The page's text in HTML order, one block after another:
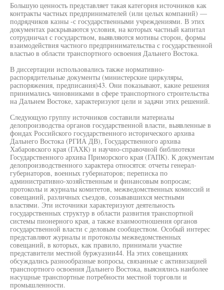
Большую ценность представляет такая категория источников как
контракты частных предпринимателей (или целых компаний) —
подрядчиков казны -с государственными учреждениями. В этих
документах раскрываются условия, на которых частный капитал
сотрудничал с государством, выявляются мотивы сторон, формы
взаимодействия частного предпринимательства с государственной
властью в области транспортного освоения Дальнего Востока.
В диссертации использовались также нормативно-
распорядительные документы (министерские циркуляры,
распоряжения, предписания)43. Они показывают, какие решения
принимались чиновниками в сфере транспортного строительства
на Дальнем Востоке, характеризуют цели и задачи этих решений.
Следующую группу источников составили материалы
делопроизводства органов государственной власти, выявленные в
фондах Российского государственного исторического архива
Дальнего Востока (РГИА ДВ), Государственного архива
Хабаровского края (ГАХК) и научно-справочной библиотеки
Государственного архива Приморского края (ГАПК). К документам
делопроизводственного характера относятся: отчеты генерал-
губернаторов, военных губернаторов; переписка по
административно-хозяйственным и финансовым вопросам;
протоколы и журналы комитетов, межведомственных комиссий и
совещаний, различных съездов, созывавшихся местными
властями. Эти источники характеризуют деятельность
государственных структур в области развития транспортной
системы пионерного края, а также взаимоотношения органов
государственной власти с деловым сообществом. Особый интерес
представляют журналы и протоколы межведомственных
совещаний, в которых, как правило, принимали участие
представители местной буржуазии44. На этих совещаниях
обсуждались разнообразные вопросы, связанные с активизацией
транспортного освоения Дальнего Востока, выяснялись наиболее
насущные транспортные потребности местной торговли и
промышленности.